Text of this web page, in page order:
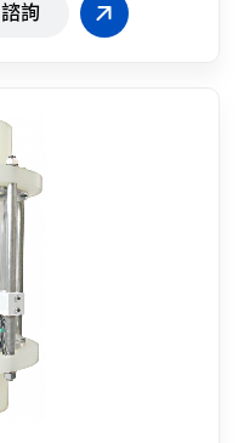
諮詢